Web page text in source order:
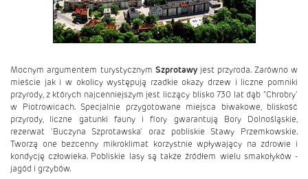
Mocnym argumentem turystycznym Szprotawyjest przyroda. Zarówno w
mieście jak i w okolicy występują rzadkie okazy drzew i liczne pomniki
przyrody, z których najcenniejszym jest liczący blisko 730 lat dąb "Chrobry'
w Piotrowicach. Specjalnie przygotowane miejsca biwakowe, bliskość
przyrody, liczne gatunki fauny i flory gwarantują Bory Dolnośląskie,
rezerwat 'Buczyna Szprotawska' oraz pobliskie Stawy Przemkowskie.
Tworzą one bezcenny mikroklimat korzystnie wpływający na zdrowie i
kondycję człowieka. Pobliskie lasy są także źródłem wielu smakołyków -
jagód i grzybów.